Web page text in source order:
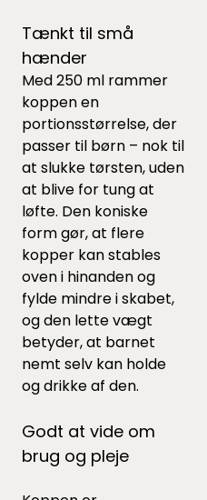
Tænkt til små
hænder
Med 250 ml rammer
koppen en
portionsstørrelse, der
passer til børn – nok til
at slukke tørsten, uden
at blive for tung at
løfte. Den koniske
form gør, at flere
kopper kan stables
oven i hinanden og
fylde mindre i skabet,
og den lette vægt
betyder, at barnet
nemt selv kan holde
og drikke af den.
Godt at vide om
brug og pleje